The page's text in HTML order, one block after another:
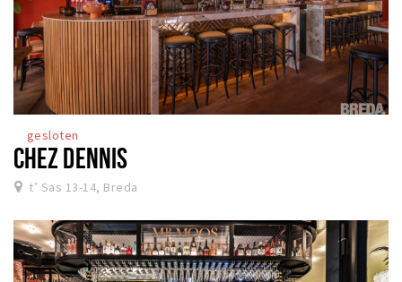
gesloten
CHEZ DENNIS
t’ Sas 13-14, Breda